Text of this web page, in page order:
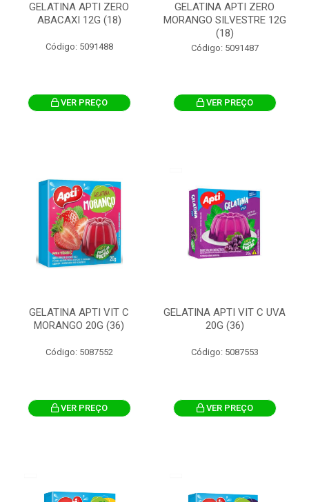
GELATINA APTI ZERO
ABACAXI 12G (18)
Código: 5091488
VER PREÇO
GELATINA APTI ZERO
MORANGO SILVESTRE 12G
(18)
Código: 5091487
VER PREÇO
GELATINA APTI VIT C
MORANGO 20G (36)
Código: 5087552
VER PREÇO
GELATINA APTI VIT C UVA
20G (36)
Código: 5087553
VER PREÇO